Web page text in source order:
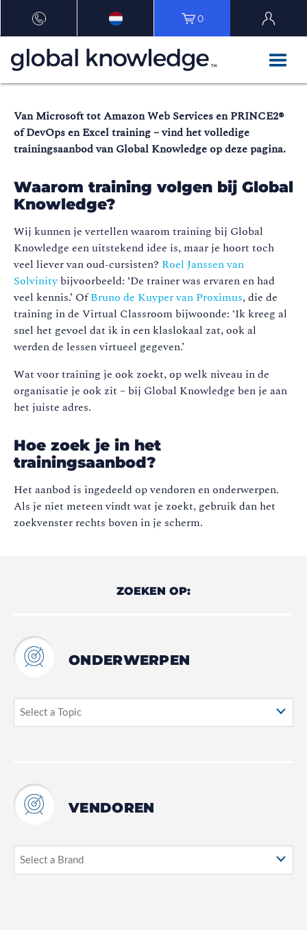
0
Van Microsoft tot Amazon Web Services en PRINCE2®
of DevOps en Excel training – vind het volledige
trainingsaanbod van Global Knowledge op deze pagina.
Waarom training volgen bij Global
Knowledge?
Wij kunnen je vertellen waarom training bij Global
Knowledge een uitstekend idee is, maar je hoort toch
veel liever van oud-cursisten? Roel Janssen van
Solvinity bijvoorbeeld: ‘De trainer was ervaren en had
veel kennis.’ OfBruno de Kuyper van Proximus, die de
training in de Virtual Classroom bijwoonde: ‘Ik kreeg al
snel het gevoel dat ik in een klaslokaal zat, ook al
werden de lessen virtueel gegeven.’
Wat voor training je ook zoekt, op welk niveau in de
organisatie je ook zit – bij Global Knowledge ben je aan
het juiste adres.
Hoe zoek je in het
trainingsaanbod?
Het aanbod is ingedeeld op vendoren en onderwerpen.
Als je niet meteen vindt wat je zoekt, gebruik dan het
zoekvenster rechts boven in je scherm.
ZOEKEN OP:
ONDERWERPEN
VENDOREN